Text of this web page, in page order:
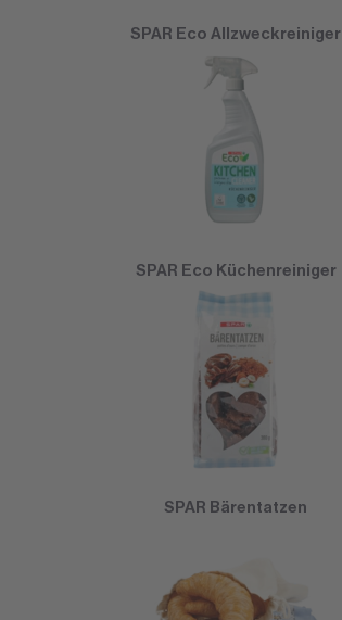
SPAR Eco Allzweckreiniger
SPAR Eco Küchenreiniger
SPAR Bärentatzen